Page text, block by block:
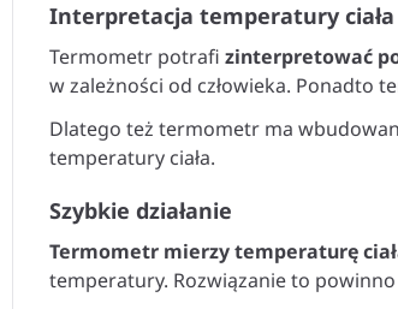
Interpretacja temperatury ciała
Termometr potrafi zinterpretować
w zależności od człowieka. Ponadto
Dlatego też termometr ma
temperatury ciała.
Szybkie działanie
Termometr mierzy temperaturę
temperatury. Rozwiązanie to